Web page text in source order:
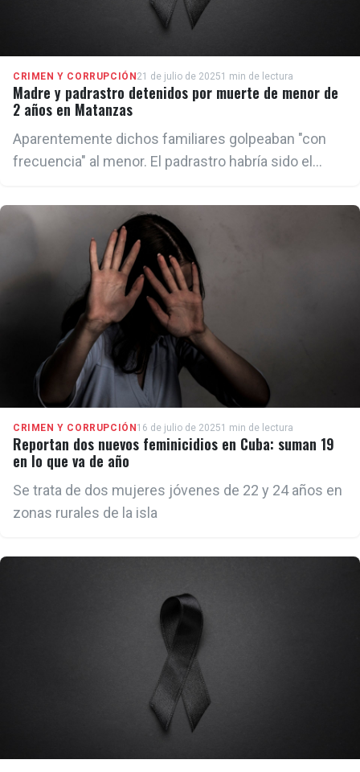
CRIMEN Y CORRUPCIÓN21 de julio de 20251 min de lectura
Madre y padrastro detenidos por muerte de menor de
2 años en Matanzas
Aparentemente dichos familiares golpeaban "con
frecuencia" al menor. El padrastro habría sido el
vida.
CRIMEN Y CORRUPCIÓN16 de julio de 20251 min de lectura
Reportan dos nuevos feminicidios en Cuba: suman 19
en lo que va de año
Se trata de dos mujeres jóvenes de 22 y 24 años en
zonas rurales de la isla